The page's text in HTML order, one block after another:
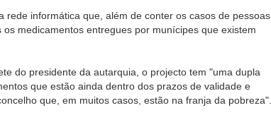
rede informática que, além de conter os casos de pessoas
medicamentos entregues por munícipes que existem
do presidente da autarquia, o projecto tem "uma dupla
que estão ainda dentro dos prazos de validade e
que, em muitos casos, estão na franja da pobreza".